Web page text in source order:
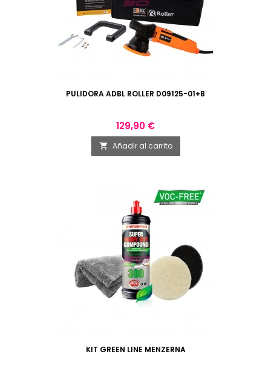
PULIDORA ADBL ROLLER D09125-01+B
Precio
129,90 €
 Añadir al carrito
KIT GREEN LINE MENZERNA